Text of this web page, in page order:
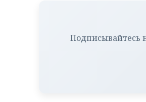
Подписывайтесь